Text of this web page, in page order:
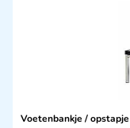
Voetenbankje /